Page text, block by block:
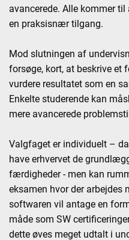
avancerede. Alle kommer
en praksisnær tilgang.
Mod slutningen af
forsøge, kort, at beskrive et
vurdere resultatet som en
Enkelte studerende kan
mere avancerede
Valgfaget er individuelt –
have erhvervet de
færdigheder - men kan
eksamen hvor der arbejdes
softwaren vil antage en
måde som SW
dette øves meget udtalt i